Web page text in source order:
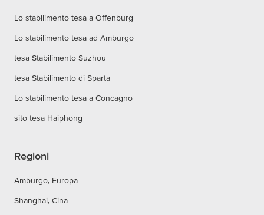
Lo stabilimento tesa a Offenburg
Lo stabilimento tesa ad Amburgo
tesa Stabilimento Suzhou
tesa Stabilimento di Sparta
Lo stabilimento tesa a Concagno
sito tesa Haiphong
Regioni
Amburgo, Europa
Shanghai, Cina